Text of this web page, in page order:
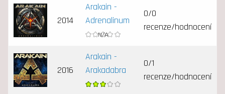
2014
Arakain -
Adrenalinum
0/0
recenze/hodnocení
2016
Arakain -
Arakadabra
0/1
recenze/hodnocení